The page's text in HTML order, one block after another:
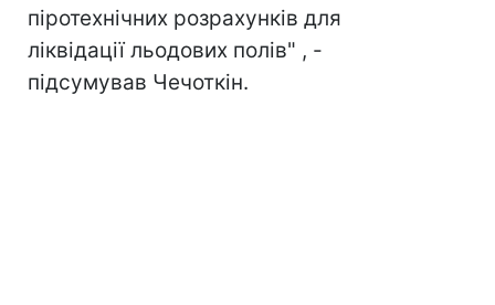
піротехнічних розрахунків для
ліквідації льодових полів" , -
підсумував Чечоткін.